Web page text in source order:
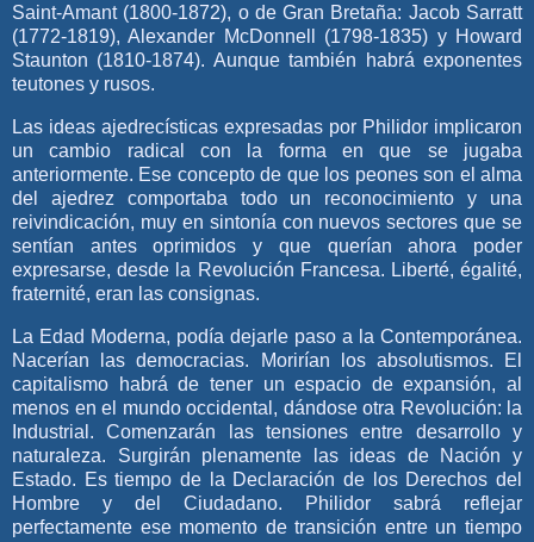
Saint-Amant (1800-1872), o de Gran Bretaña: Jacob Sarratt
(1772-1819), Alexander McDonnell (1798-1835) y Howard
Staunton (1810-1874). Aunque también habrá exponentes
teutones y rusos.
Las ideas ajedrecísticas expresadas por Philidor implicaron
un cambio radical con la forma en que se jugaba
anteriormente. Ese concepto de que los peones son el alma
del ajedrez comportaba todo un reconocimiento y una
reivindicación, muy en sintonía con nuevos sectores que se
sentían antes oprimidos y que querían ahora poder
expresarse, desde la Revolución Francesa. Liberté, égalité,
fraternité, eran las consignas.
La Edad Moderna, podía dejarle paso a la Contemporánea.
Nacerían las democracias. Morirían los absolutismos. El
capitalismo habrá de tener un espacio de expansión, al
menos en el mundo occidental, dándose otra Revolución: la
Industrial. Comenzarán las tensiones entre desarrollo y
naturaleza. Surgirán plenamente las ideas de Nación y
Estado. Es tiempo de la Declaración de los Derechos del
Hombre y del Ciudadano. Philidor sabrá reflejar
perfectamente ese momento de transición entre un tiempo